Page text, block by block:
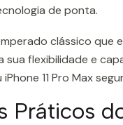
de ponta.
clássico que
sua flexibilidade e
11 Pro Max
Práticos